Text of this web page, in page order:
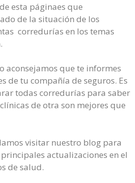
esta páginaes que
de la situación de los
corredurías en los temas
aconsejamos que te informes
de tu compañía de seguros. Es
todas corredurías para saber
de otra son mejores que
visitar nuestro blog para
actualizaciones en el
de salud.